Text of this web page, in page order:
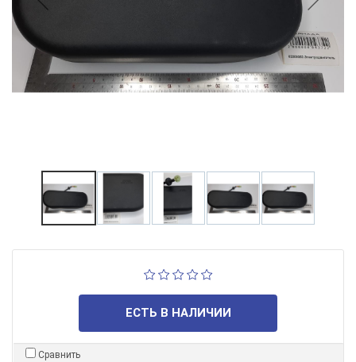
ЕСТЬ В НАЛИЧИИ
Сравнить